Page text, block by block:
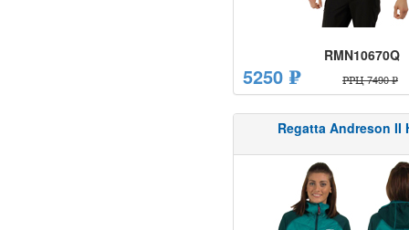
RMN10670Q
5250 ₽ РРЦ 7490 ₽
Regatta Andreson II